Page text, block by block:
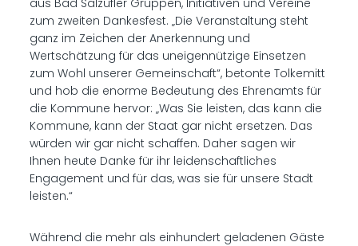
aus Bad Salzufler Gruppen, Initiativen und Vereine
zum zweiten Dankesfest. „Die Veranstaltung steht
ganz im Zeichen der Anerkennung und
Wertschätzung für das uneigennützige Einsetzen
zum Wohl unserer Gemeinschaft“, betonte Tolkemitt
und hob die enorme Bedeutung des Ehrenamts für
die Kommune hervor: „Was Sie leisten, das kann die
Kommune, kann der Staat gar nicht ersetzen. Das
würden wir gar nicht schaffen. Daher sagen wir
Ihnen heute Danke für ihr leidenschaftliches
Engagement und für das, was sie für unsere Stadt
leisten.“
Während die mehr als einhundert geladenen Gäste